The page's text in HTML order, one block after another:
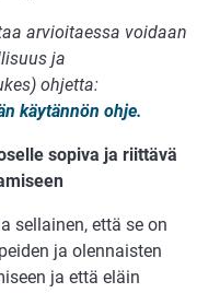
arvioitaessa voidaan
ja
ohjetta:
käytännön ohje.
sopiva ja riittävä
sellainen, että se on
ja olennaisten
ja että eläin